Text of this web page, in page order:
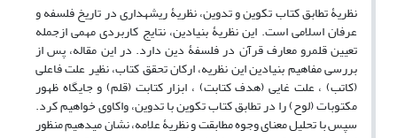
نظریۀ تطابق کتاب تکوین و تدوین، نظریۀ ریشه‏داری در تاریخ فلسفه و
عرفان اسلامی است. این نظریۀ بنیادین، نتایج کاربردی مهمی ازجمله
تعیین قلمرو معارف قرآن در فلسفۀ دین دارد. در این مقاله، پس از
بررسی مفاهیم بنیادین این نظریه، ارکان تحقق کتاب، نظیر علت فاعلی
(کاتب) ، علت غایی (هدف کتابت) ، ابزار کتابت (قلم) و جایگاه ظهور
مکتوبات (لوح) را در تطابق کتاب تکوین با تدوین، واکاوی خواهیم کرد.
سپس با تحلیل معنای وجوه مطابقت و نظریۀ علامه، نشان می‏دهیم منظور